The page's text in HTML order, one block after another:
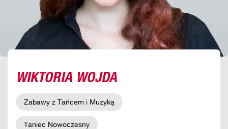
WIKTORIA WOJDA
Zabawy z Tańcem i Muzyką
Taniec Nowoczesny